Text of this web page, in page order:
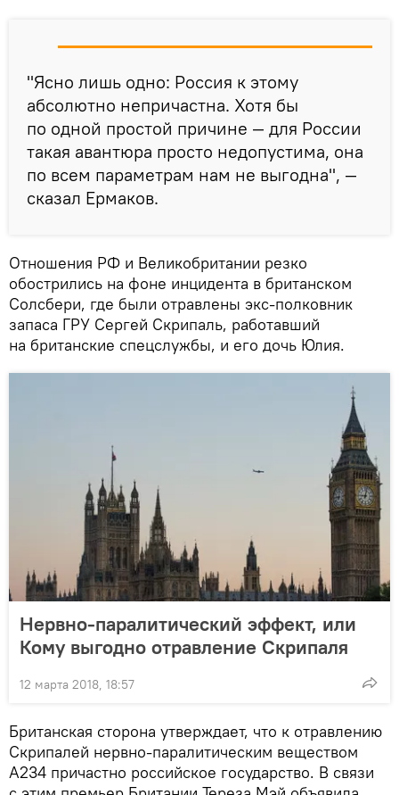
"Ясно лишь одно: Россия к этому
абсолютно непричастна. Хотя бы
по одной простой причине — для России
такая авантюра просто недопустима, она
по всем параметрам нам не выгодна", —
сказал Ермаков.
Отношения РФ и Великобритании резко
обострились на фоне инцидента в британском
Солсбери, где были отравлены экс-полковник
запаса ГРУ Сергей Скрипаль, работавший
на британские спецслужбы, и его дочь Юлия.
Нервно-паралитический эффект, или
Кому выгодно отравление Скрипаля
12 марта 2018, 18:57
Британская сторона утверждает, что к отравлению
Скрипалей нервно-паралитическим веществом
A234 причастно российское государство. В связи